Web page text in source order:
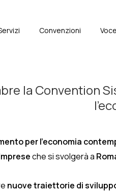
Convenzioni
la Convention
per l’economia
che si svolgerà a
nuove traiettorie di